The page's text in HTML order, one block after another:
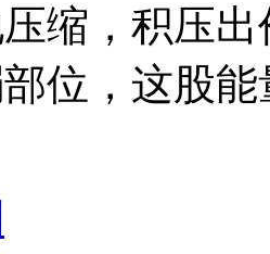
缩，积压
位，这股